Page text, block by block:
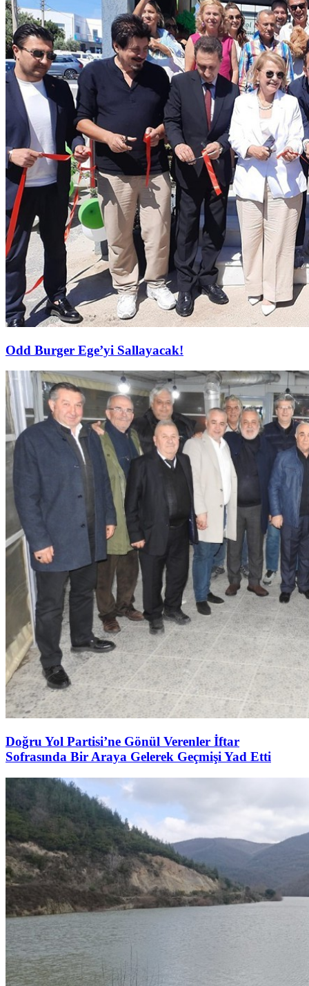
Odd Burger Ege’yi Sallayacak!
Doğru Yol Partisi’ne Gönül Verenler İftar
Sofrasında Bir Araya Gelerek Geçmişi Yad Etti